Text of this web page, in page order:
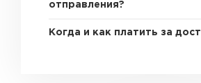
отправления?
Когда и как платить за